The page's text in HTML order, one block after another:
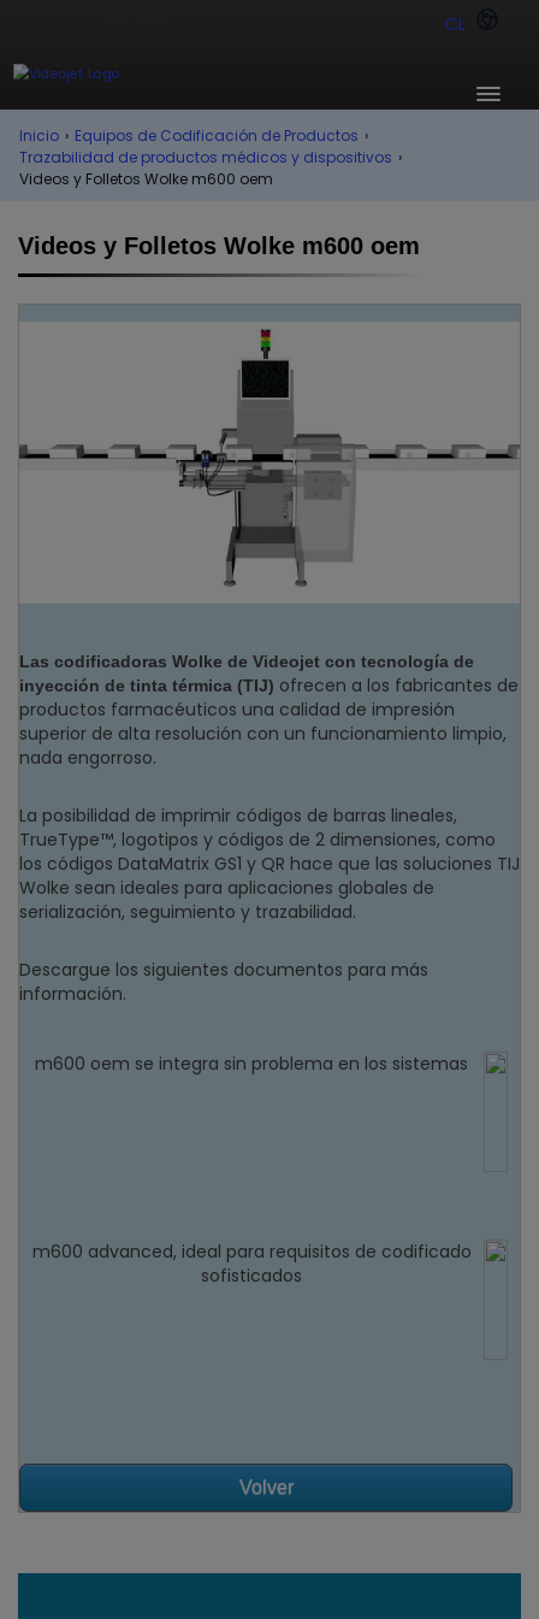
CL
Inicio › Equipos de Codificación de Productos ›
Trazabilidad de productos médicos y dispositivos ›
Videos y Folletos Wolke m600 oem
Videos y Folletos Wolke m600 oem
Las codificadoras Wolke de Videojet con tecnología de
inyección de tinta térmica (TIJ) ofrecen a los fabricantes de
productos farmacéuticos una calidad de impresión
superior de alta resolución con un funcionamiento limpio,
nada engorroso.
La posibilidad de imprimir códigos de barras lineales,
TrueType™, logotipos y códigos de 2 dimensiones, como
los códigos DataMatrix GS1 y QR hace que las soluciones TIJ
Wolke sean ideales para aplicaciones globales de
serialización, seguimiento y trazabilidad.
Descargue los siguientes documentos para más
información.
m600 oem se integra sin problema en los sistemas
m600 advanced, ideal para requisitos de codificado
sofisticados
Volver